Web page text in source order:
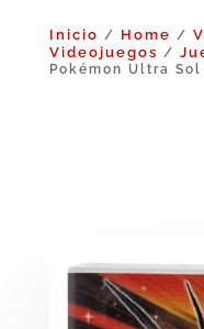
Inicio / Home /
Videojuegos /
Pokémon Ultra